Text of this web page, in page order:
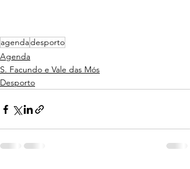
agendadesporto
Agenda
S. Facundo e Vale das Mós
Desporto